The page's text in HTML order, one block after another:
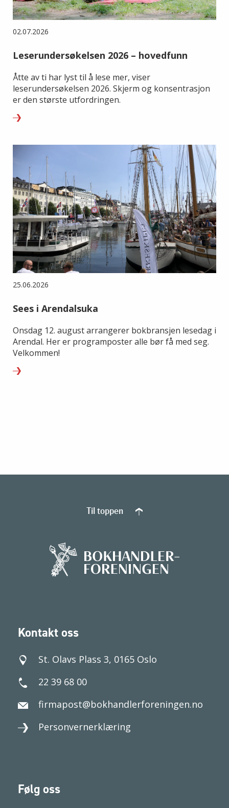
02.07.2026
Leserundersøkelsen 2026 – hovedfunn
Åtte av ti har lyst til å lese mer, viser
leserundersøkelsen 2026. Skjerm og konsentrasjon
er den største utfordringen.
25.06.2026
Sees i Arendalsuka
Onsdag 12. august arrangerer bokbransjen lesedag i
Arendal. Her er programposter alle bør få med seg.
Velkommen!
Kontakt oss
St. Olavs Plass 3, 0165 Oslo
22 39 68 00
firmapost@bokhandlerforeningen.no
Personvernerklæring
Følg oss
Til toppen